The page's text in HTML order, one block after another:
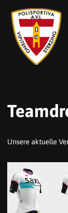
Zum
Inhalt
springen
Unsere aktuelle